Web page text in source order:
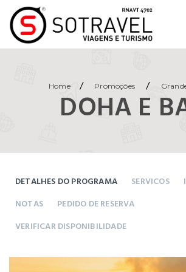
Home / Promoções /
DOHA E
DETALHES DO PROGRAMA SERVICOS
NOTAS
PEDIDO DE RESERVA
VERIFICAR DISPONIBILIDADE